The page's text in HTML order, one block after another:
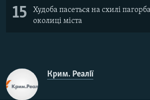
15
Худоба пасеться на схилі
околиці міста
Крим. Реалії